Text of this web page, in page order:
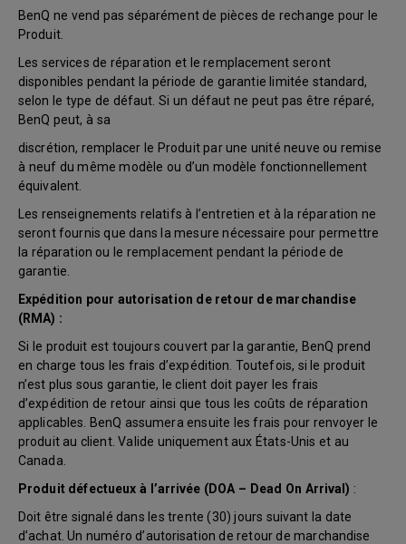
BenQ ne vend pas séparément de pièces de rechange pour le
Produit.
Les services de réparation et le remplacement seront
disponibles pendant la période de garantie limitée standard,
selon le type de défaut. Si un défaut ne peut pas être réparé,
BenQ peut, à sa
discrétion, remplacer le Produit par une unité neuve ou remise
à neuf du même modèle ou d’un modèle fonctionnellement
équivalent.
Les renseignements relatifs à l’entretien et à la réparation ne
seront fournis que dans la mesure nécessaire pour permettre
la réparation ou le remplacement pendant la période de
garantie.
Expédition pour autorisation de retour de marchandise
(RMA) :
Si le produit est toujours couvert par la garantie, BenQ prend
en charge tous les frais d’expédition. Toutefois, si le produit
n’est plus sous garantie, le client doit payer les frais
d’expédition de retour ainsi que tous les coûts de réparation
applicables. BenQ assumera ensuite les frais pour renvoyer le
produit au client. Valide uniquement aux États-Unis et au
Canada.
Produit défectueux à l’arrivée (DOA – Dead On Arrival) :
Doit être signalé dans les trente (30) jours suivant la date
d’achat. Un numéro d’autorisation de retour de marchandise